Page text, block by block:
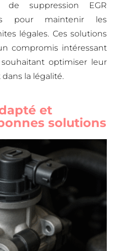
suppression EGR
pour maintenir les
légales. Ces solutions
compromis intéressant
optimiser leur
la légalité.
et
solutions